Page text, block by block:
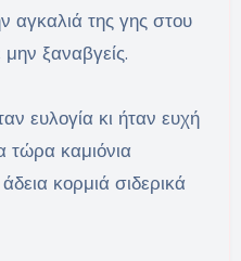
αγκαλιά της γης στου
ξαναβγείς.
ευλογία κι ήταν ευχή
καμιόνια
κορμιά σιδερικά